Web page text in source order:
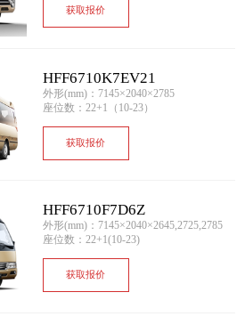
获取报价
HFF6710K7EV21
外形(mm)：7145×2040×2785
座位数：22+1（10-23）
获取报价
HFF6710F7D6Z
外形(mm)：7145×2040×2645,2725,2785
座位数：22+1(10-23)
获取报价